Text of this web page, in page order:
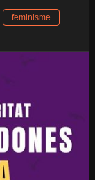
feminisme